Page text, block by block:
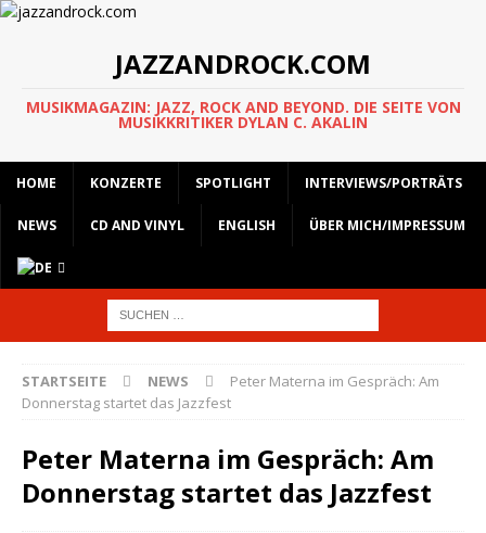
JAZZANDROCK.COM
MUSIKMAGAZIN: JAZZ, ROCK AND BEYOND. DIE SEITE VON
MUSIKKRITIKER DYLAN C. AKALIN
HOME KONZERTE SPOTLIGHT INTERVIEWS/PORTRÄTS
NEWS CD AND VINYL ENGLISH ÜBER MICH/IMPRESSUM
STARTSEITE NEWS
Peter Materna im Gespräch: Am
Donnerstag startet das Jazzfest
Peter Materna im Gespräch: Am
Donnerstag startet das Jazzfest